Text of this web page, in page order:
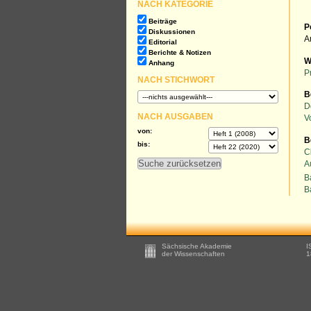
NACH KATEGORIE
Beiträge
Diskussionen
Editorial
Berichte & Notizen
Anhang
NACH STICHWORT
NACH AUSGABEN
von:
bis:
Footer
Sächsische Akademie
der Wissenschaften